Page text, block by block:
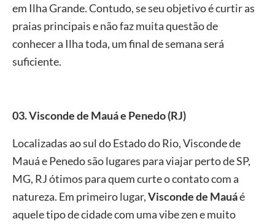
em Ilha Grande. Contudo, se seu objetivo é curtir as
praias principais e não faz muita questão de
conhecer a Ilha toda, um final de semana será
suficiente.
03. Visconde de Mauá e Penedo (RJ)
Localizadas ao sul do Estado do Rio, Visconde de
Mauá e Penedo são lugares para viajar perto de SP,
MG, RJ ótimos para quem curte o contato com a
natureza. Em primeiro lugar,Visconde de Mauáé
aquele tipo de cidade com uma vibe zen e muito